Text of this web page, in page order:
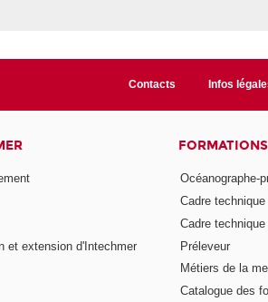
Contacts Infos
et extension d'Intechmer
FORMATIONS
Océanographe-
Cadre technique
Cadre
Préleveur
Métiers de la
Catalogue des